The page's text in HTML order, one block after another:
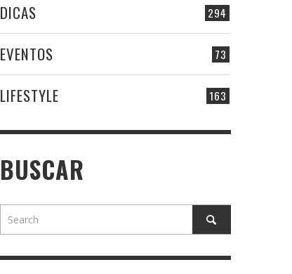
294
DICAS
73
EVENTOS
163
LIFESTYLE
BUSCAR